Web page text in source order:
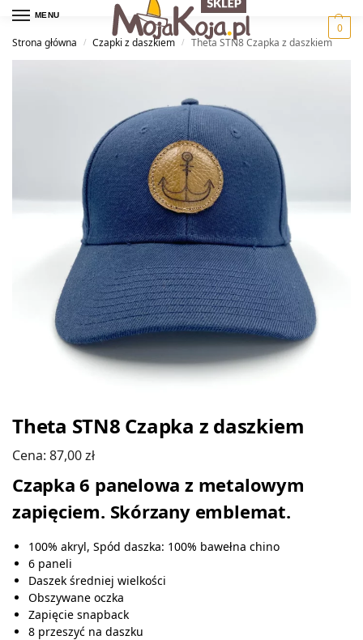
MENU
0
Strona główna
/ Czapki z daszkiem / Theta STN8 Czapka z daszkiem
Theta STN8 Czapka z daszkiem
Cena: 87,00zł
Czapka 6 panelowa z metalowym
zapięciem. Skórzany emblemat.
100% akryl, Spód daszka: 100% bawełna chino
6 paneli
Daszek średniej wielkości
Obszywane oczka
Zapięcie snapback
8 przeszyć na daszku